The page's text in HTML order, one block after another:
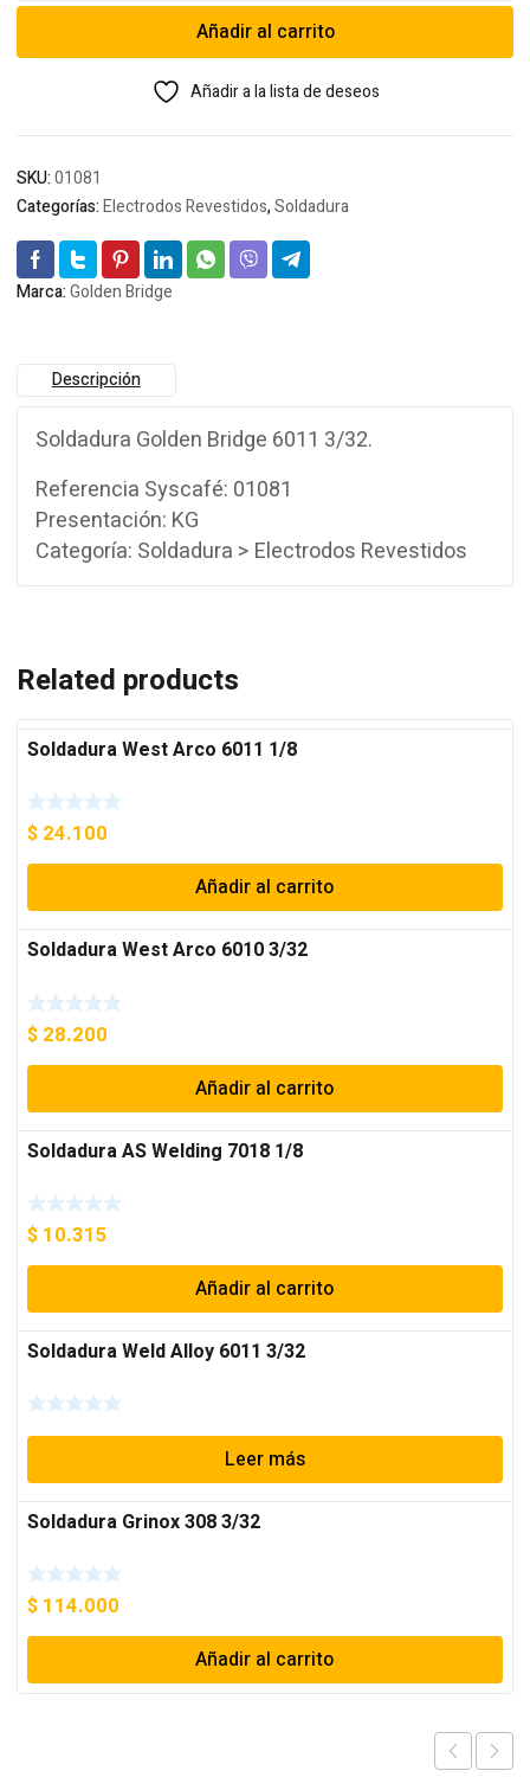
Bridge
3/32
Añadir al carrito
Añadir a la lista de deseos
SKU:01081
Categorías:Electrodos Revestidos,Soldadura
Marca:Golden Bridge
Descripción
Soldadura Golden Bridge 6011 3/32.
Referencia Syscafé: 01081
Presentación: KG
Categoría: Soldadura > Electrodos Revestidos
Related products
Soldadura West Arco 6011 1/8
$ 24.100
Añadir al carrito
Soldadura West Arco 6010 3/32
$ 28.200
Añadir al carrito
Soldadura AS Welding 7018 1/8
$ 10.315
Añadir al carrito
Soldadura Weld Alloy 6011 3/32
Leer más
Soldadura Grinox 308 3/32
$ 114.000
Añadir al carrito